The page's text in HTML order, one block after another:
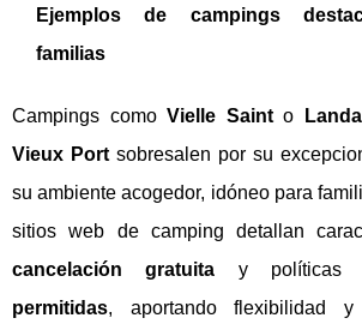
Ejemplos de campings
familias
Campings comoVielle Sainto
Vieux Port sobresalen por su
su ambiente acogedor, idóneo para
sitios web de camping detallan
cancelación gratuita y políticas
permitidas, aportando flexibilidad y